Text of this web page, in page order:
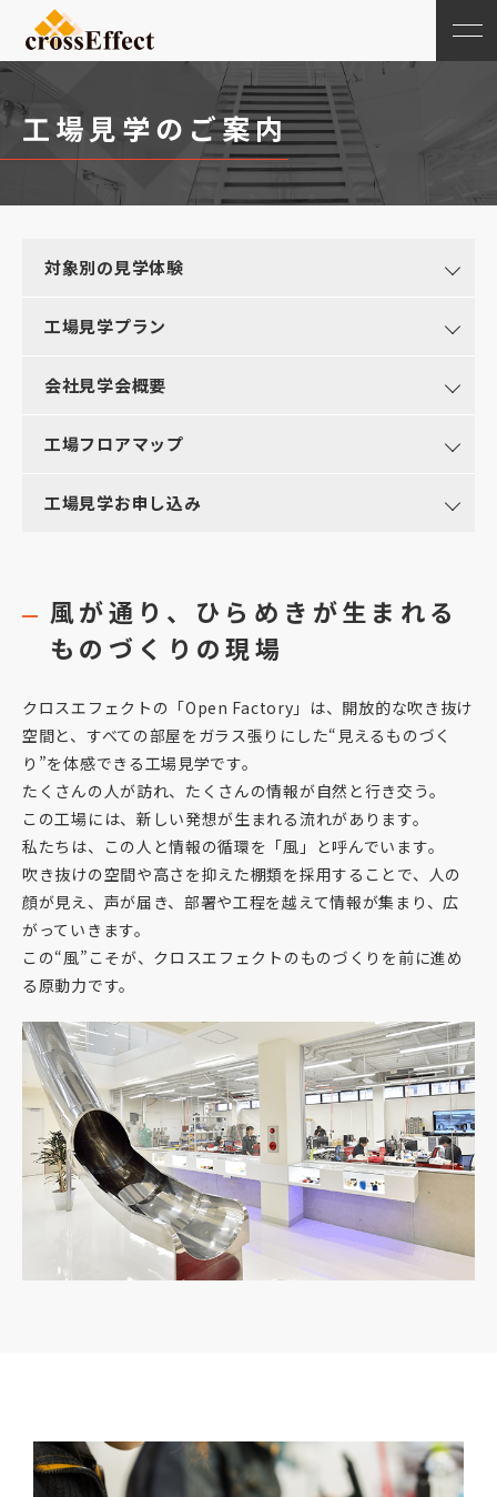
工場見学のご案内
対象別の見学体験
工場見学プラン
会社見学会概要
工場フロアマップ
工場見学お申し込み
風が通り、ひらめきが生まれる
ものづくりの現場
クロスエフェクトの「Open Factory」は、開放的な吹き抜け
空間と、すべての部屋をガラス張りにした“見えるものづく
り”を体感できる工場見学です。
たくさんの人が訪れ、たくさんの情報が自然と行き交う。
この工場には、新しい発想が生まれる流れがあります。
私たちは、この人と情報の循環を「風」と呼んでいます。
吹き抜けの空間や高さを抑えた棚類を採用することで、人の
顔が見え、声が届き、部署や工程を越えて情報が集まり、広
がっていきます。
この“風”こそが、クロスエフェクトのものづくりを前に進め
る原動力です。